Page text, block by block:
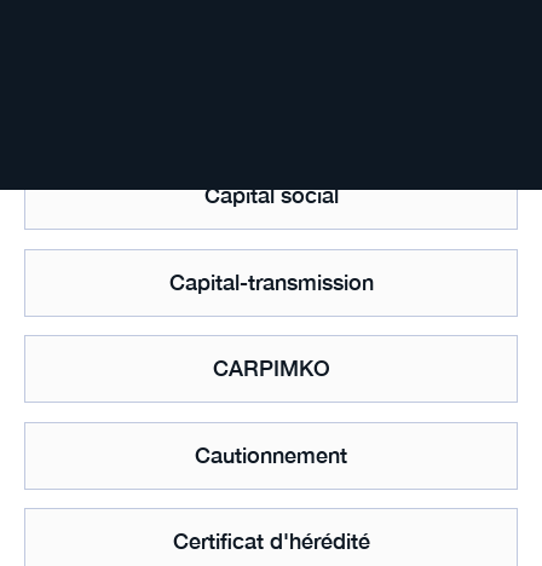
Capital social
Capital-transmission
CARPIMKO
Cautionnement
Certificat d'hérédité